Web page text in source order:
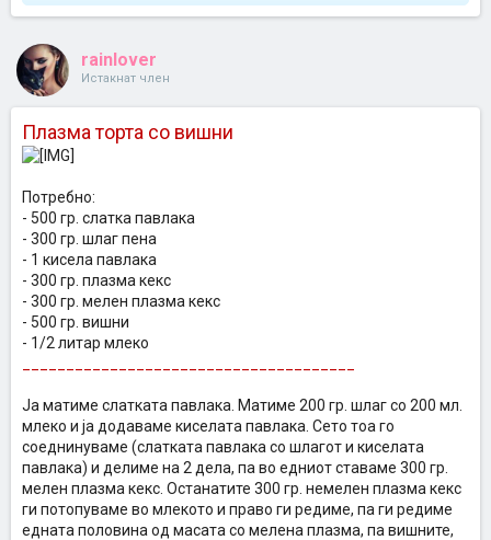
rainlover
Истакнат член
Плазма торта со вишни
Потребно:
- 500 гр. слатка павлака
- 300 гр. шлаг пена
- 1 кисела павлака
- 300 гр. плазма кекс
- 300 гр. мелен плазма кекс
- 500 гр. вишни
- 1/2 литар млеко
Ја матиме слатката павлака. Матиме 200 гр. шлаг со 200 мл.
млеко и ја додаваме киселата павлака. Сето тоа го
соеднинуваме (слатката павлака со шлагот и киселата
павлака) и делиме на 2 дела, па во едниот ставаме 300 гр.
мелен плазма кекс. Останатите 300 гр. немелен плазма кекс
ги потопуваме во млекото и право ги редиме, па ги редиме
едната половина од масата со мелена плазма, па вишните,